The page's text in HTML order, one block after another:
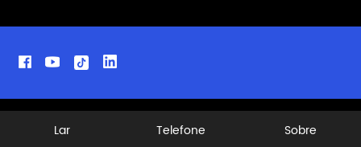
Lar Telefone Sobre